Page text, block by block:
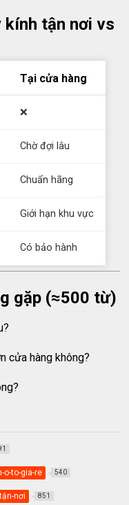
kính tận nơi vs
Tại cửa hàng
❌
Chờ đợi lâu
Chuẩn hãng
Giới hạn khu vực
Có bảo hành
gặp (≈500 từ)
cửa hàng không?
o-to-gia-re 540
nơi 851